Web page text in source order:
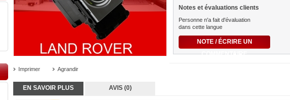
Imprimer Agrandir
Notes et évaluations clients
Personne n'a fait d'évaluation
dans cette langue
NOTE / ÉCRIRE UN
COMMENTAIRE
EN SAVOIR PLUS AVIS (0)